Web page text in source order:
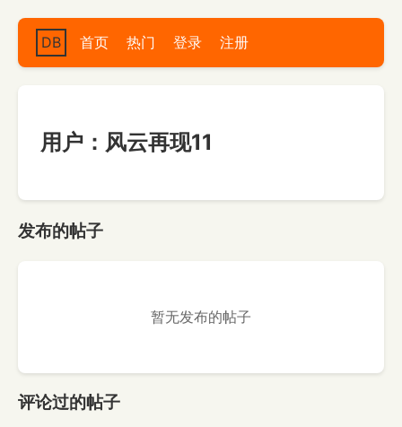
DB 首页 热门 登录 注册
用户：风云再现11
发布的帖子
暂无发布的帖子
评论过的帖子